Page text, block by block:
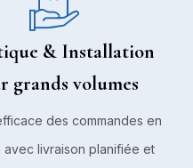
& Installation
grands volumes
des commandes en
avec livraison planifiée et